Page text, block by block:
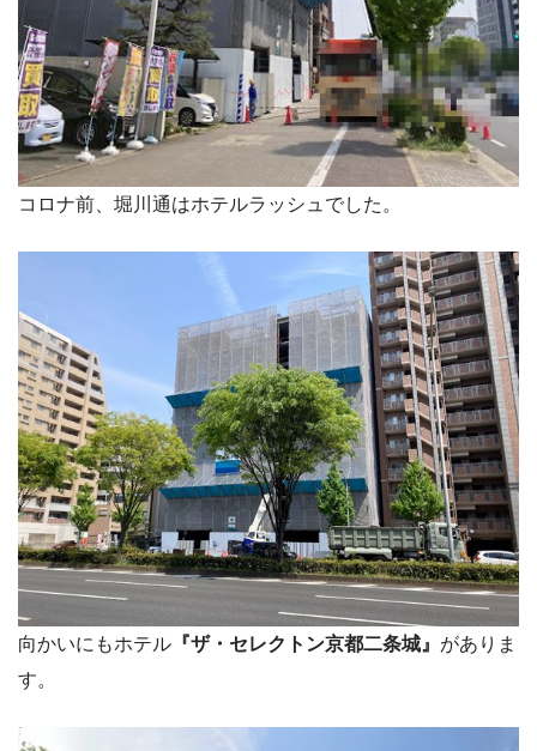
コロナ前、堀川通はホテルラッシュでした。
向かいにもホテル 『ザ・セレクトン京都二条城』 がありま
す。